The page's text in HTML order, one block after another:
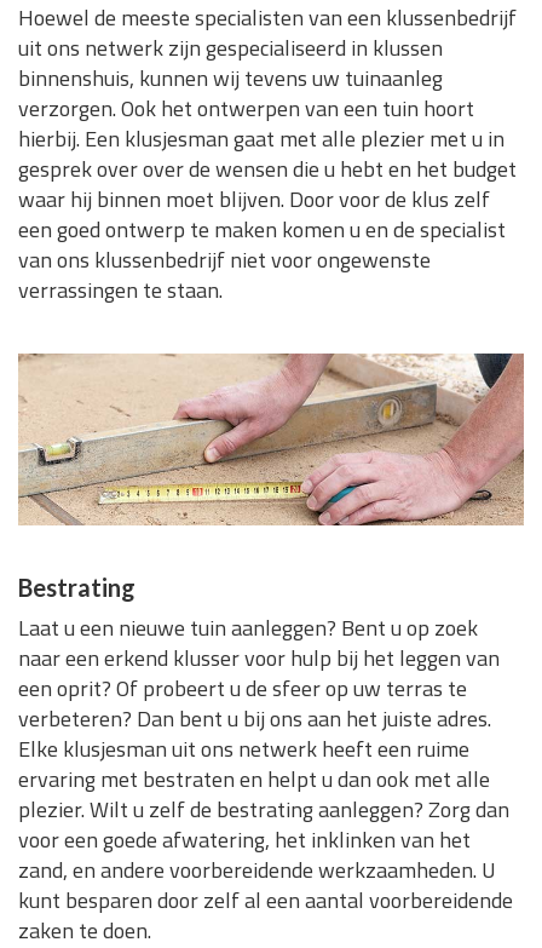
Hoewel de meeste specialisten van een klussenbedrijf
uit ons netwerk zijn gespecialiseerd in klussen
binnenshuis, kunnen wij tevens uw tuinaanleg
verzorgen. Ook het ontwerpen van een tuin hoort
hierbij. Een klusjesman gaat met alle plezier met u in
gesprek over over de wensen die u hebt en het budget
waar hij binnen moet blijven. Door voor de klus zelf
een goed ontwerp te maken komen u en de specialist
van ons klussenbedrijf niet voor ongewenste
verrassingen te staan.
Bestrating
Laat u een nieuwe tuin aanleggen? Bent u op zoek
naar een erkend klusser voor hulp bij het leggen van
een oprit? Of probeert u de sfeer op uw terras te
verbeteren? Dan bent u bij ons aan het juiste adres.
Elke klusjesman uit ons netwerk heeft een ruime
ervaring met bestraten en helpt u dan ook met alle
plezier. Wilt u zelf de bestrating aanleggen? Zorg dan
voor een goede afwatering, het inklinken van het
zand, en andere voorbereidende werkzaamheden. U
kunt besparen door zelf al een aantal voorbereidende
zaken te doen.